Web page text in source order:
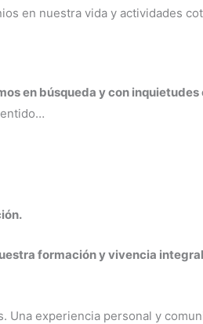
en nuestra vida y actividades
en búsqueda y con
formación y vivencia integral
Una experiencia personal y